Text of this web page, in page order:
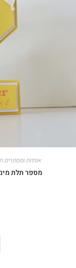
אותיות ומספרים
מספר תלת